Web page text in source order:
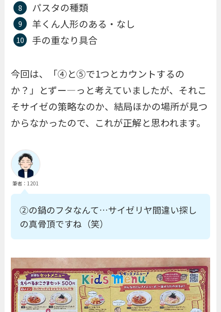
パスタの種類
羊くん人形のある・なし
手の重なり具合
今回は、「④と⑤で1つとカウントするの
か？」とずー―っと考えていましたが、それこ
そサイゼの策略なのか、結局ほかの場所が見つ
からなかったので、これが正解と思われます。
筆者：1201
②の鍋のフタなんて…サイゼリヤ間違い探し
の真骨頂ですね（笑）